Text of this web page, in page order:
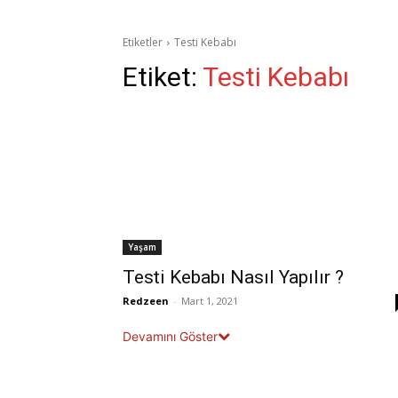
Etiketler Testi Kebabı
Etiket: Testi Kebabı
Yaşam
Testi Kebabı Nasıl Yapılır ?
Redzeen - Mart 1, 2021
Devamını Göster